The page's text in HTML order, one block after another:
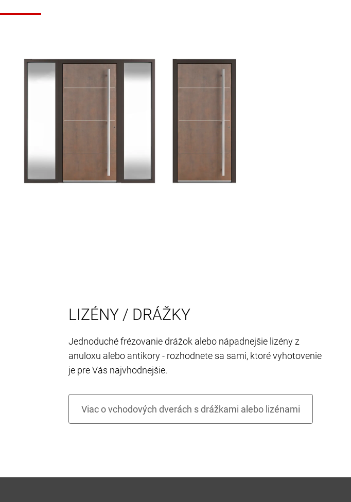
LIZÉNY / DRÁŽKY
Jednoduché frézovanie drážok alebo nápadnejšie lizény z
anuloxu alebo antikory - rozhodnete sa sami, ktoré vyhotovenie
je pre Vás najvhodnejšie.